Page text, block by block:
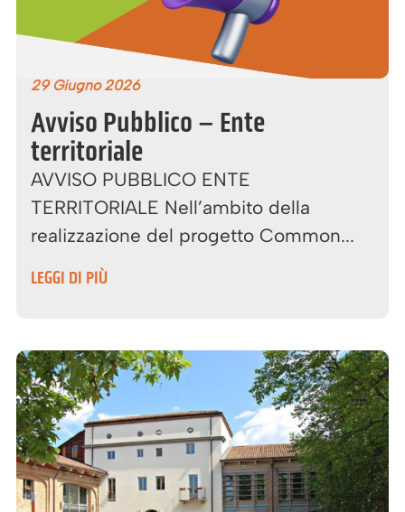
29 Giugno 2026
Avviso Pubblico – Ente
territoriale
AVVISO PUBBLICO ENTE
TERRITORIALE Nell’ambito della
realizzazione del progetto Common...
LEGGI DI PIÙ